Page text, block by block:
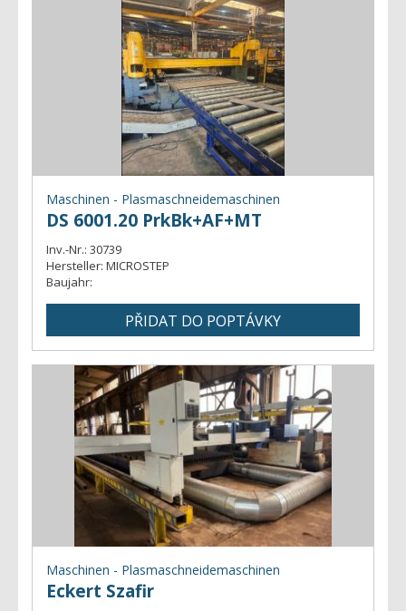
Maschinen - Plasmaschneidemaschinen
DS 6001.20 PrkBk+AF+MT
Inv.-Nr.: 30739
Hersteller: MICROSTEP
Baujahr:
Maschinen - Plasmaschneidemaschinen
Eckert Szafir